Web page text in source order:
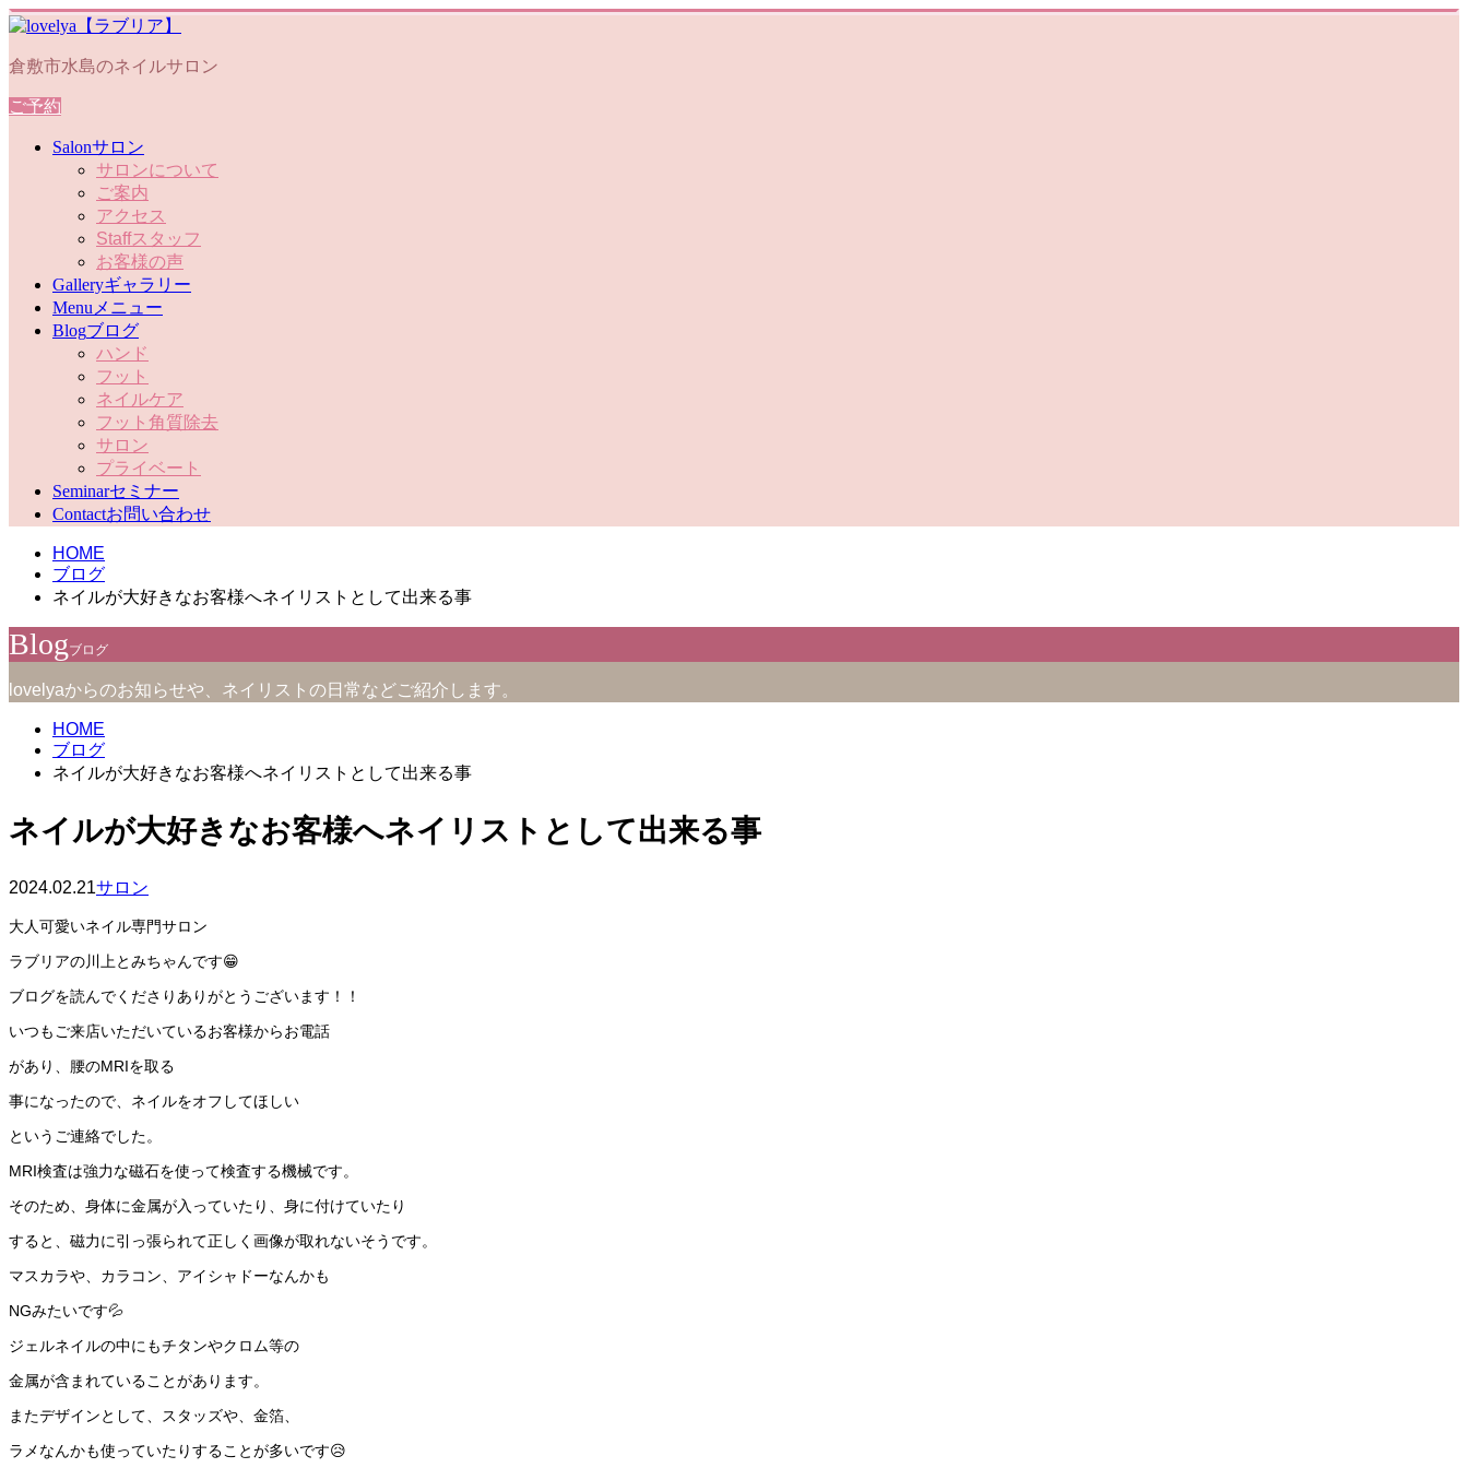
倉敷市水島のネイルサロン
ご予約
Salonサロン
サロンについて
ご案内
アクセス
Staffスタッフ
お客様の声
Galleryギャラリー
Menu メニュー
Blogブログ
ハンド
フット
ネイルケア
フット角質除去
サロン
プライベート
Seminarセミナー
Contactお問い合わせ
HOME
ブログ
ネイルが大好きなお客様へネイリストとして出来る事
Blogブログ
lovelyaからのお知らせや、ネイリストの日常などご紹介します。
HOME
ブログ
ネイルが大好きなお客様へネイリストとして出来る事
ネイルが大好きなお客様へネイリストとして出来る事
2024.02.21サロン
大人可愛いネイル専門サロン
ラブリアの川上とみちゃんです😁
ブログを読んでくださりありがとうございます！！
いつもご来店いただいているお客様からお電話
があり、腰のMRIを取る
事になったので、ネイルをオフしてほしい
というご連絡でした。
MRI検査は強力な磁石を使って検査する機械です。
そのため、身体に金属が入っていたり、身に付けていたり
すると、磁力に引っ張られて正しく画像が取れないそうです。
マスカラや、カラコン、アイシャドーなんかも
NGみたいです💦
ジェルネイルの中にもチタンやクロム等の
金属が含まれていることがあります。
またデザインとして、スタッズや、金箔、
ラメなんかも使っていたりすることが多いです😥